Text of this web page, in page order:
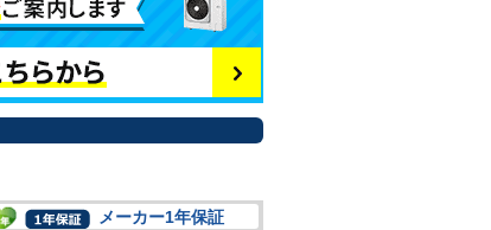
メーカー1年保証